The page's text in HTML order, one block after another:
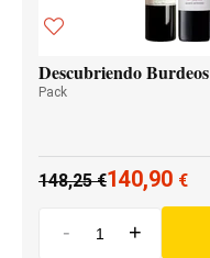
Descubriendo Burdeos
Pack
148,25€140,90 €
- +